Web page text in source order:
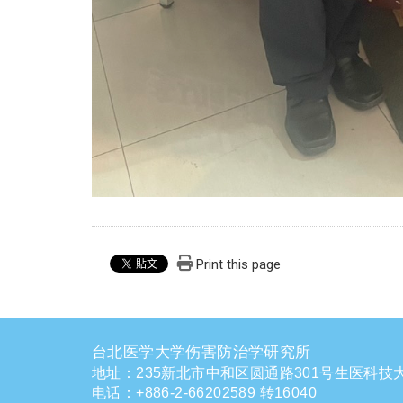
Print this page
台北医学大学伤害防治学研究所
地址：235新北市中和区圆通路301号生医科技
电话 ：+886-2-66202589 转16040